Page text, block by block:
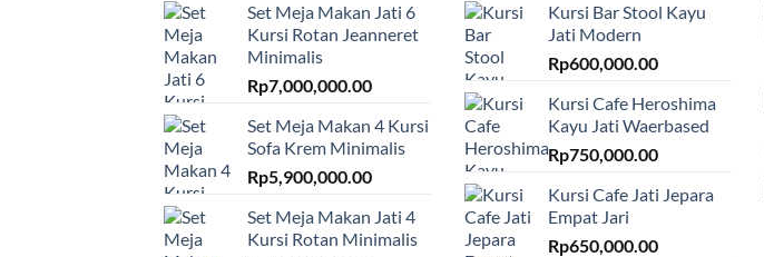
Set Meja Makan Jati 6
Kursi Rotan Jeanneret
Minimalis
Rp7,000,000.00
Set Meja Makan 4 Kursi
Sofa Krem Minimalis
Rp5,900,000.00
Set Meja Makan Jati 4
Kursi Rotan Minimalis
Kursi Bar Stool Kayu
Jati Modern
Rp600,000.00
Kursi Cafe Heroshima
Kayu Jati Waerbased
Rp750,000.00
Kursi Cafe Jati Jepara
Empat Jari
Rp650,000.00